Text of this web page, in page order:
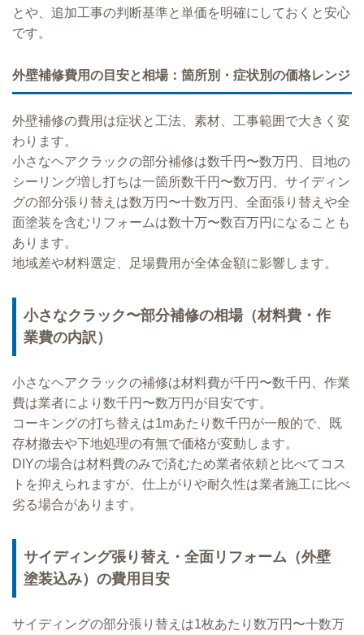
とや、追加工事の判断基準と単価を明確にしておくと安心
です。
外壁補修費用の目安と相場：箇所別・症状別の価格レンジ
外壁補修の費用は症状と工法、素材、工事範囲で大きく変
わります。
小さなヘアクラックの部分補修は数千円〜数万円、目地の
シーリング増し打ちは一箇所数千円〜数万円、サイディン
グの部分張り替えは数万円〜十数万円、全面張り替えや全
面塗装を含むリフォームは数十万〜数百万円になることも
あります。
地域差や材料選定、足場費用が全体金額に影響します。
小さなクラック〜部分補修の相場（材料費・作
業費の内訳）
小さなヘアクラックの補修は材料費が千円〜数千円、作業
費は業者により数千円〜数万円が目安です。
コーキングの打ち替えは1mあたり数千円が一般的で、既
存材撤去や下地処理の有無で価格が変動します。
DIYの場合は材料費のみで済むため業者依頼と比べてコス
トを抑えられますが、仕上がりや耐久性は業者施工に比べ
劣る場合があります。
サイディング張り替え・全面リフォーム（外壁
塗装込み）の費用目安
サイディングの部分張り替えは1枚あたり数万円〜十数万